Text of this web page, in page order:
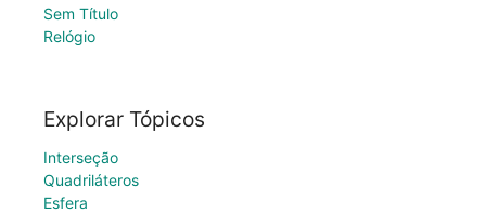
Sem Título
Relógio
Explorar Tópicos
Interseção
Quadriláteros
Esfera